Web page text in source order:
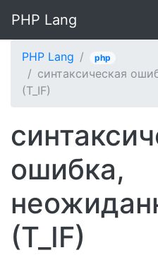
PHP Lang
PHP Lang php
синтаксическая
(T_IF)
ошибка,
(T_IF)